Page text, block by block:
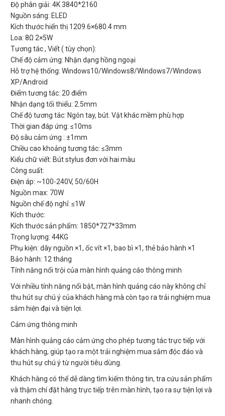
Độ phân giải: 4K 3840*2160
Nguồn sáng: ELED
Kích thước hiển thị 1209.6×680.4 mm
Loa: 8Ω 2×5W
Tương tác , Viết ( tùy chọn):
Chế độ cảm ứng: Nhận dạng hồng ngoại
Hỗ trợ hệ thống: Windows10/Windows8/Windows7/Windows
XP/Android
Điểm tương tác: 20 điểm
Nhận dạng tối thiểu: 2.5mm
Chế độ tương tác: Ngón tay, bút. Vật khác mềm phù hợp
Thời gian đáp ứng: ≤10ms
Độ sâu cảm ứng : ±1mm
Chiều cao khoảng tương tác: ≤3mm
Kiểu chữ viết: Bút stylus đơn với hai màu
Công suất:
Điện áp: ~100-240V, 50/60H
Nguồn max: 70W
Nguồn chế độ nghỉ: ≤1W
Kích thước:
Kích thước sản phẩm: 1850*727*33mm
Trọng lượng: 44KG
Phụ kiện: dây nguồn ×1, ốc vít ×1, bao bì ×1, thẻ bảo hành ×1
Bảo hành: 12 tháng
Tính năng nổi trội của màn hình quảng cáo thông minh
Với nhiều tính năng nổi bật, màn hình quảng cáo này không chỉ
thu hút sự chú ý của khách hàng mà còn tạo ra trải nghiệm mua
sắm hiện đại và tiện lợi.
Cảm ứng thông minh
Màn hình quảng cáo cảm ứng cho phép tương tác trực tiếp với
khách hàng, giúp tạo ra một trải nghiệm mua sắm độc đáo và
thu hút sự chú ý từ người tiêu dùng.
Khách hàng có thể dễ dàng tìm kiếm thông tin, tra cứu sản phẩm
và thậm chí đặt hàng trực tiếp trên màn hình, tạo ra sự tiện lợi và
nhanh chóng.